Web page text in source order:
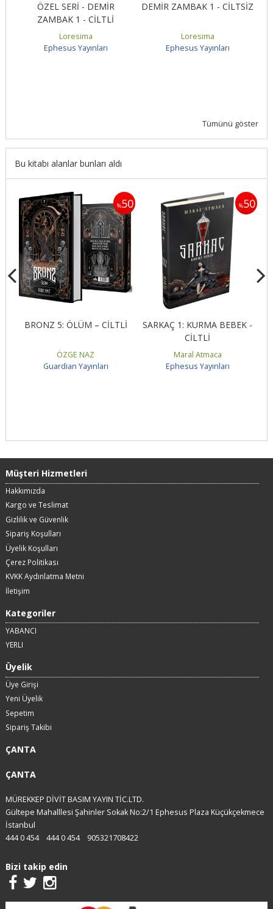
ÖZEL SERİ - DEMİR
ZAMBAK 1 - CİLTLİ
Loresima
Ephesus Yayınları
DEMİR ZAMBAK 1 - CİLTSİZ
Loresima
Ephesus Yayınları
Tümünü göster
Bu kitabı alanlar bunları aldı
%50
BRONZ 5: ÖLÜM – CİLTLİ
ÖZGE NAZ
Guardian Yayınları
%50
SARKAÇ 1: KURMA BEBEK -
CİLTLİ
Maral Atmaca
Ephesus Yayınları
Müşteri Hizmetleri
Hakkımızda
Kargo ve Teslimat
Gizlilik ve Güvenlik
Sipariş Koşulları
Üyelik Koşulları
Çerez Politikası
KVKK Aydınlatma Metni
İletişim
Kategoriler
YABANCI
YERLI
Üyelik
Üye Girişi
Yeni Üyelik
Sepetim
Sipariş Takibi
ÇANTA
ÇANTA
MÜREKKEP DİVİT BASIM YAYIN TİC.LTD.
Gültepe Mahalllesi Şahinler Sokak No:2/1 Ephesus Plaza Küçükçekmece
İstanbul
444 0 454
444 0 454 905321708422
Bizi takip edin